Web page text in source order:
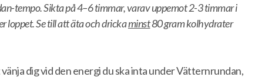
tempo. Sikta på 4–6 timmar, varav uppemot 2-3 timmar i
loppet. Se till att äta och drickaminst80 gram kolhydrater
dig vid den energi du ska inta under Vätternrundan,